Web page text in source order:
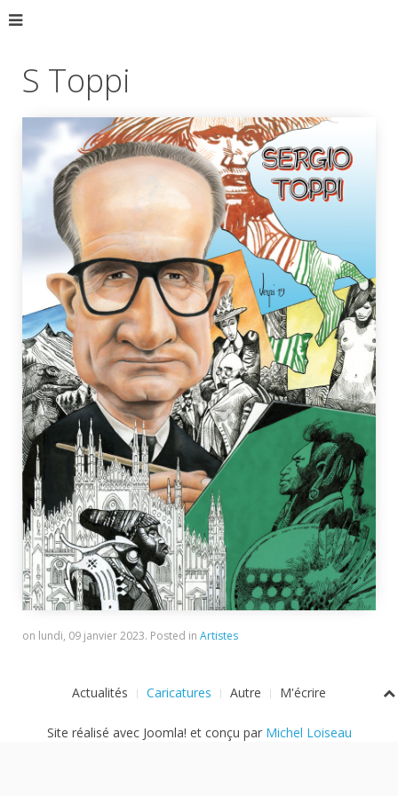
S Toppi
on lundi, 09 janvier 2023. Posted in Artistes
Actualités Caricatures Autre M'écrire
Site réalisé avec Joomla! et conçu par Michel Loiseau